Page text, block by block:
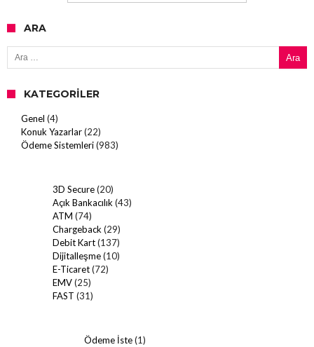
ARA
Arama:
KATEGORILER
Genel (4)
Konuk Yazarlar(22)
Ödeme Sistemleri(983)
3D Secure(20)
Açık Bankacılık(43)
ATM (74)
Chargeback(29)
Debit Kart(137)
Dijitalleşme(10)
E-Ticaret(72)
EMV(25)
FAST (31)
Ödeme İste(1)